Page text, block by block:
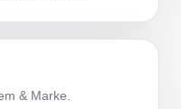
& Marke.